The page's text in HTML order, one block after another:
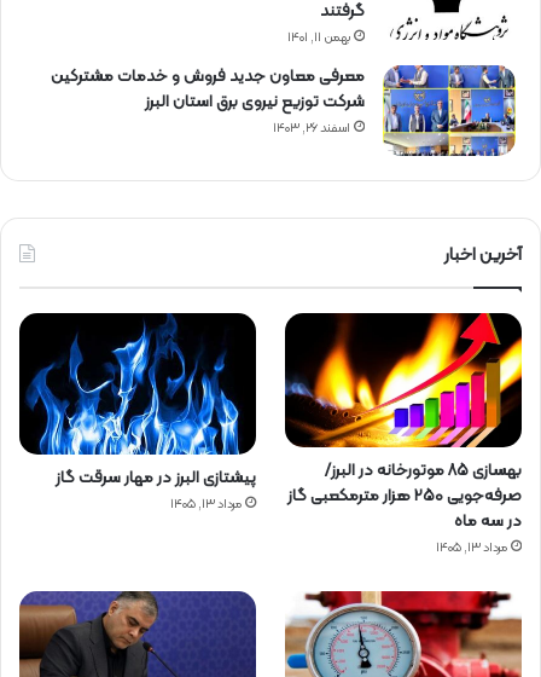
گرفتند
بهمن ۱۱, ۱۴۰۱
معرفی معاون جدید فروش و خدمات مشتركین
شركت توزیع نیروی برق استان البرز
اسفند ۲۶, ۱۴۰۳
آخرین اخبار
بهسازی ۸۵ موتورخانه در البرز/
صرفه‌جویی ۲۵۰ هزار مترمکعبی گاز
در سه ماه
مرداد ۱۳, ۱۴۰۵
پیشتازی البرز در مهار سرقت گاز
مرداد ۱۳, ۱۴۰۵